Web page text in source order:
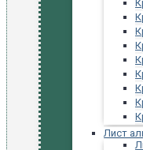
Лист